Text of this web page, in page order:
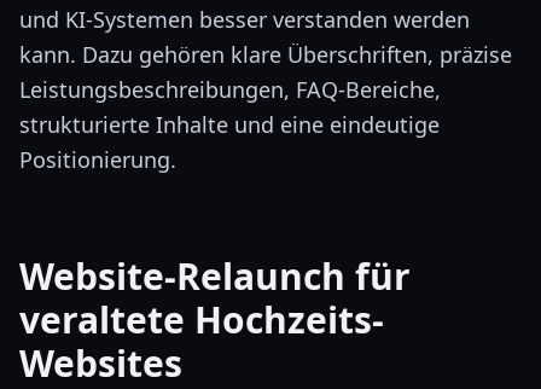
und KI-Systemen besser verstanden werden
kann. Dazu gehören klare Überschriften, präzise
Leistungsbeschreibungen, FAQ-Bereiche,
strukturierte Inhalte und eine eindeutige
Positionierung.
Website-Relaunch für
veraltete Hochzeits-
Websites